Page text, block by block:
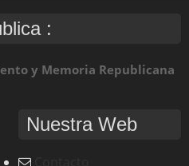
:
y Memoria Republicana
Nuestra Web